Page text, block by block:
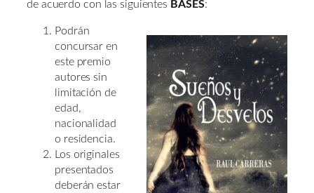
de acuerdo con las siguientes BASES:
Podrán
concursar en
este premio
autores sin
limitación de
edad,
nacionalidad
o residencia.
Los originales
presentados
deberán estar